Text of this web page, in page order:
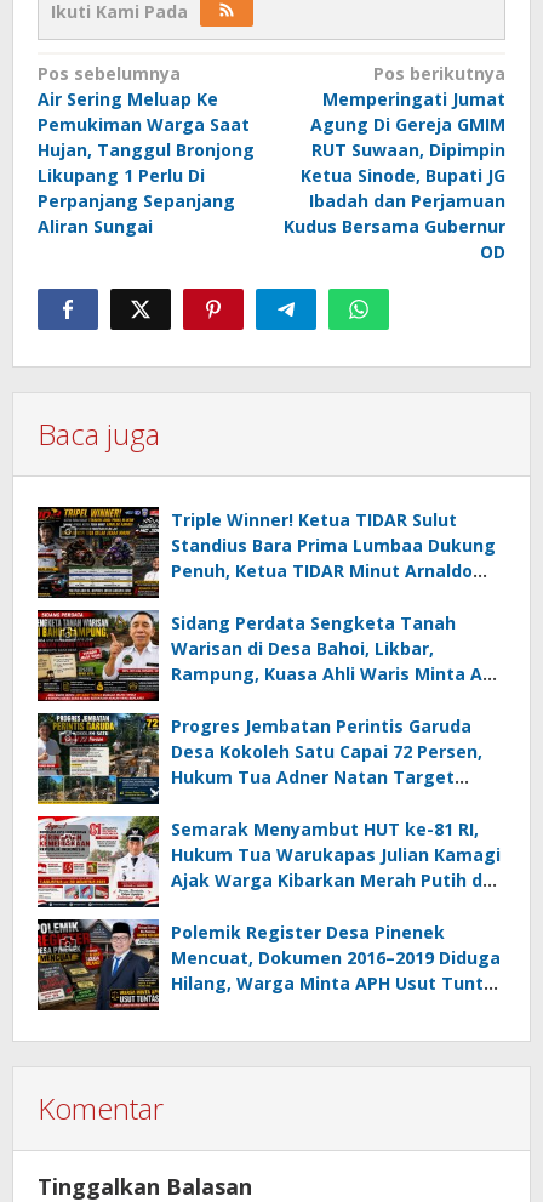
Ikuti Kami Pada
Navigasi
pos
Pos sebelumnya
Air Sering Meluap Ke
Pemukiman Warga Saat
Hujan, Tanggul Bronjong
Likupang 1 Perlu Di
Perpanjang Sepanjang
Aliran Sungai
Pos berikutnya
Memperingati Jumat
Agung Di Gereja GMIM
RUT Suwaan, Dipimpin
Ketua Sinode, Bupati JG
Ibadah dan Perjamuan
Kudus Bersama Gubernur
OD
Baca juga
Triple Winner! Ketua TIDAR Sulut
Standius Bara Prima Lumbaa Dukung
Penuh, Ketua TIDAR Minut Arnaldo
05 MC JOE Sapu Bersih Tiga Gelar
Juara Umum
Sidang Perdata Sengketa Tanah
Warisan di Desa Bahoi, Likbar,
Rampung, Kuasa Ahli Waris Minta APH
Korupsi Dandes
Progres Jembatan Perintis Garuda
Desa Kokoleh Satu Capai 72 Persen,
Hukum Tua Adner Natan Target
Semarak Menyambut HUT ke-81 RI,
Hukum Tua Warukapas Julian Kamagi
Ajak Warga Kibarkan Merah Putih dan
Polemik Register Desa Pinenek
Mencuat, Dokumen 2016–2019 Diduga
Hilang, Warga Minta APH Usut Tuntas
Komentar
Tinggalkan Balasan